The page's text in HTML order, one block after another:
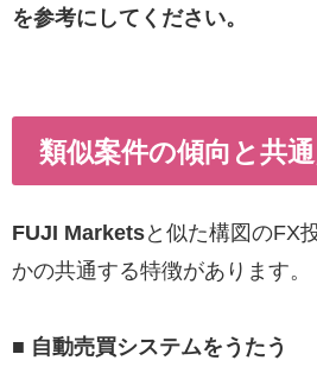
を参考にしてください。
類似案件の傾向と共
FUJI Marketsと似た構図のFX
かの共通する特徴があります。
■ 自動売買システムをうたう